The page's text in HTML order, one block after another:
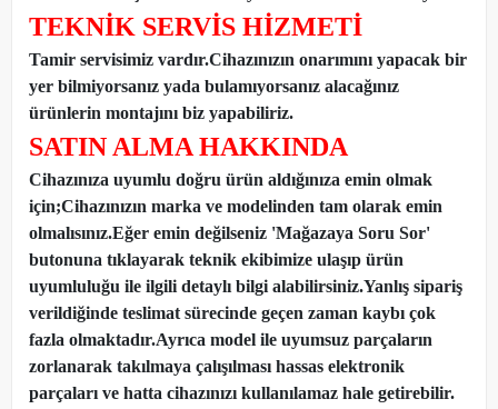
TEKNİK SERVİS HİZMETİ
Tamir servisimiz vardır.Cihazınızın onarımını yapacak bir
yer bilmiyorsanız yada bulamıyorsanız alacağınız
ürünlerin montajını biz yapabiliriz.
SATIN ALMA HAKKINDA
Cihazınıza uyumlu doğru ürün aldığınıza emin olmak
için;Cihazınızın marka ve modelinden tam olarak emin
olmalısınız.Eğer emin değilseniz 'Mağazaya Soru Sor'
butonuna tıklayarak teknik ekibimize ulaşıp ürün
uyumluluğu ile ilgili detaylı bilgi alabilirsiniz.Yanlış sipariş
verildiğinde teslimat sürecinde geçen zaman kaybı çok
fazla olmaktadır.Ayrıca model ile uyumsuz parçaların
zorlanarak takılmaya çalışılması hassas elektronik
parçaları ve hatta cihazınızı kullanılamaz hale getirebilir.